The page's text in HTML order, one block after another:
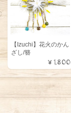
【Izuchi】花火のかん
ざし/簪
¥1,800